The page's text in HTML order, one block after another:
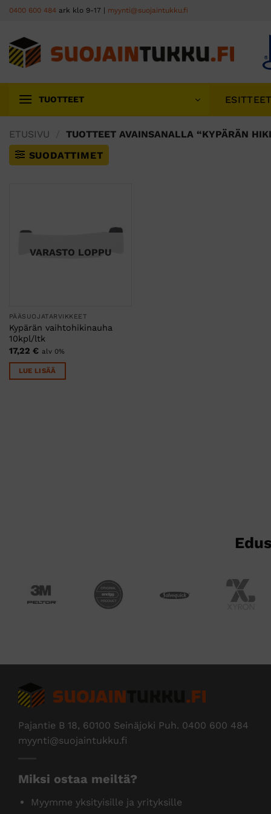
Skip
content
0400 600 484 ark klo 9-17 | myynti@suojaintukku.fi
TUOTTEET ESITTEET
ETUSIVU
TUOTTEET AVAINSANALLA “KYPÄRÄN
SUODATTIMET
VARASTO LOPPU
PÄÄSUOJATARVIKKEET
Kypärän vaihtohikinauha
10kpl/ltk
17,22 € alv 0%
LUE LISÄÄ
Pajantie B 18, 60100 Seinäjoki Puh. 0400 600 484
myynti@suojaintukku.fi
Miksi ostaa meiltä?
Myymme yksityisille ja yrityksille